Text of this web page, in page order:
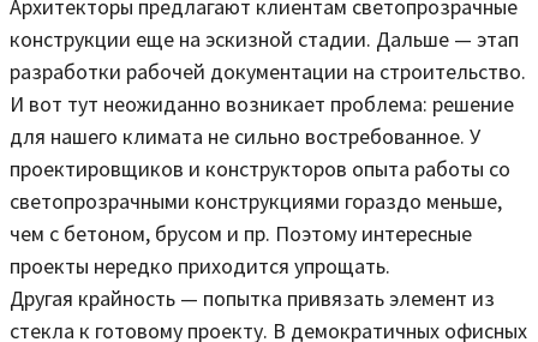
Архитекторы предлагают клиентам светопрозрачные
конструкции еще на эскизной стадии. Дальше — этап
разработки рабочей документации на строительство.
И вот тут неожиданно возникает проблема: решение
для нашего климата не сильно востребованное. У
проектировщиков и конструкторов опыта работы со
светопрозрачными конструкциями гораздо меньше,
чем с бетоном, брусом и пр. Поэтому интересные
проекты нередко приходится упрощать.
Другая крайность — попытка привязать элемент из
стекла к готовому проекту. В демократичных офисных